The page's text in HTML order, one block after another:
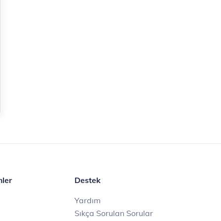
Destek
Yardım
Sıkça Sorulan Sorular